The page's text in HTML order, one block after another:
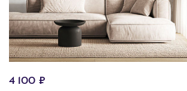
4 100 ₽